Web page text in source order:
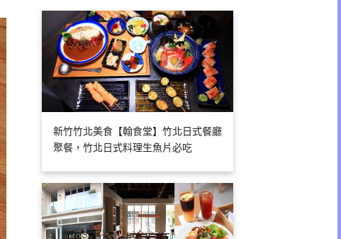
新竹竹北美食【翰食堂】竹北日式餐廳
聚餐，竹北日式料理生魚片必吃